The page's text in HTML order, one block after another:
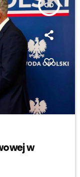
insert_link
w